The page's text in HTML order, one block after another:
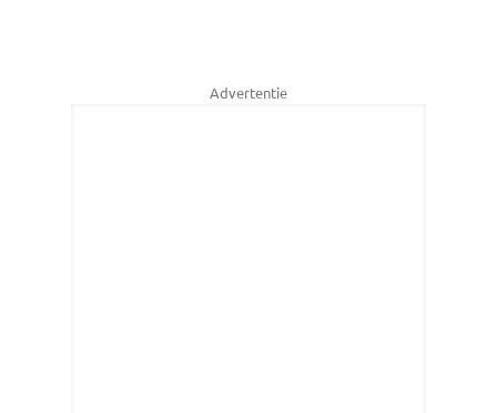
Advertentie